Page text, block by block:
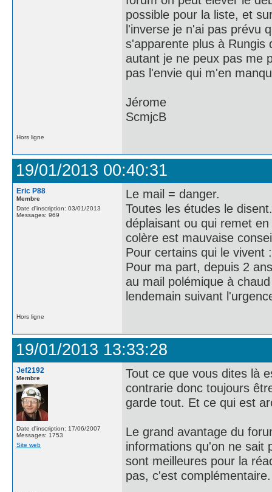
possible pour la liste, et
l'inverse je n'ai pas prévu
s'apparente plus à Rungis
autant je ne peux pas me
pas l'envie qui m'en
Jérome
ScmjcB
Hors ligne
19/01/2013 00:40:31
Eric P88
Membre
Date d'inscription: 03/01/2013
Messages: 969
Le mail = danger.
Toutes les études le
déplaisant ou qui remet
colère est mauvaise
Pour certains qui le
Pour ma part, depuis 2
au mail polémique à
lendemain suivant
Hors ligne
19/01/2013 13:33:28
Jef2192
Membre
Date d'inscription: 17/06/2007
Messages: 1753
Site web
Tout ce que vous dites là
contrarie donc toujours
garde tout. Et ce qui est
Le grand avantage du
informations qu'on ne sait
sont meilleures pour la
pas, c'est complémentaire.